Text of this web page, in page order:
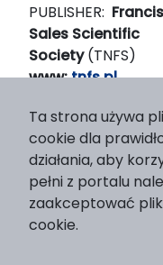
PUBLISHER:
Sales Scientific
Society(TNFS)
www:tnfs.pl
mail:
Ta strona używa
cookie dla
działania, aby
pełni z portalu
zaakceptować
cookie.